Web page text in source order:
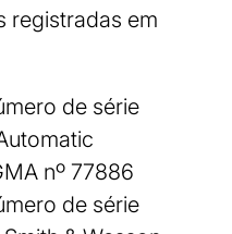
registradas em
de série
nº 77886
de série